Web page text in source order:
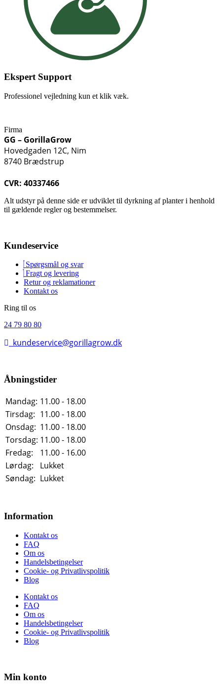
Ekspert Support
Professionel vejledning kun et klik væk.
Firma
GG – GorillaGrow
Hovedgaden 12C, Nim
8740 Brædstrup
CVR: 40337466
Alt udstyr på denne side er udviklet til dyrkning af planter i henhold
til gældende regler og bestemmelser.
Kundeservice
Spørgsmål og svar
Fragt og levering
Retur og reklamationer
Kontakt os
Ring til os
24 79 80 80
kundeservice@gorillagrow.dk
Åbningstider
Mandag: 11.00 - 18.00
Tirsdag: 11.00 - 18.00
Onsdag: 11.00 - 18.00
Torsdag: 11.00 - 18.00
Fredag:
11.00 - 16.00
Lørdag:
Lukket
Søndag: Lukket
Information
Kontakt os
FAQ
Om os
Handelsbetingelser
Cookie- og Privatlivspolitik
Blog
Kontakt os
FAQ
Om os
Handelsbetingelser
Cookie- og Privatlivspolitik
Blog
Min konto